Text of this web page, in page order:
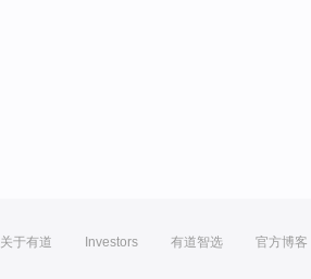
关于有道 Investors 有道智选 官方博客